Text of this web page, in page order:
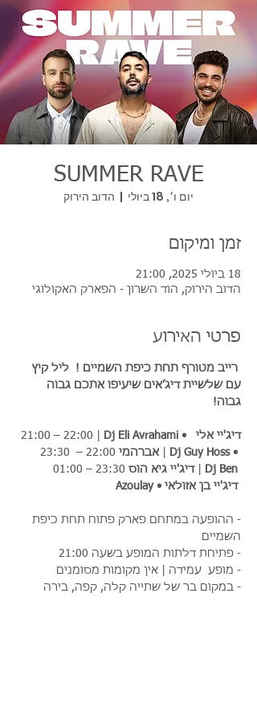
SUMMER RAVE
יום ו׳, 18 ביולי
  |
הדוב הירוק
זמן ומיקום
18 ביולי 2025, 21:00
הדוב הירוק, הוד השרון - הפארק האקולוגי
פרטי האירוע
רייב מטורף תחת כיפת השמיים !  ליל קיץ
עם שלשיית דיג׳אים שיעיפו אתכם גבוה
גבוה!
21:00 – 22:00 |
Dj Eli Avrahami • דיג'יי אלי
אברהמי
Dj Guy Hoss •
דיג'יי גיא הוס 23:30 – 01:00 |
Dj Ben
Azoulay • דיג'יי בן אזולאי
- ההופעה במתחם פארק פתוח תחת כיפת
השמיים
- פתיחת דלתות המופע בשעה 21:00
- מופע  עמידה | אין מקומות מסומנים
- במקום בר של שתייה קלה, קפה, בירה